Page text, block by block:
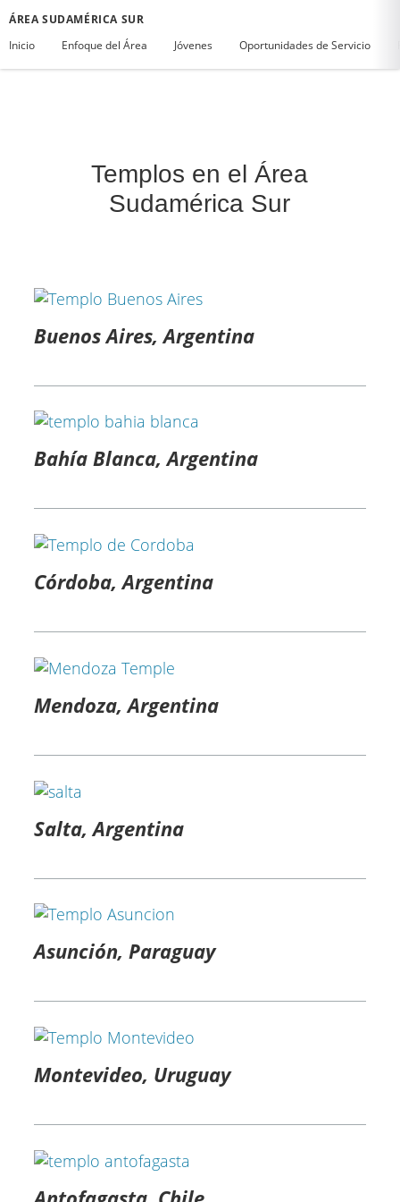
ÁREA SUDAMÉRICA SUR
Inicio
Enfoque del Área Jóvenes Oportunidades de Servicio
Templos en el Área
Sudamérica Sur
Buenos Aires, Argentina
Bahía Blanca, Argentina
Córdoba, Argentina
Mendoza, Argentina
Salta, Argentina
Asunción, Paraguay
Montevideo, Uruguay